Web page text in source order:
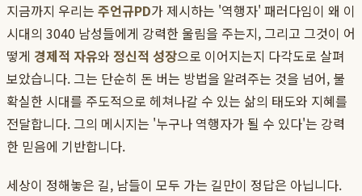
지금까지 우리는 주언규PD가 제시하는 '역행자' 패러다임이 왜 이
시대의 3040 남성들에게 강력한 울림을 주는지, 그리고 그것이 어
떻게 경제적 자유와 정신적 성장으로 이어지는지 다각도로 살펴
보았습니다. 그는 단순히 돈 버는 방법을 알려주는 것을 넘어, 불
확실한 시대를 주도적으로 헤쳐나갈 수 있는 삶의 태도와 지혜를
전달합니다. 그의 메시지는 '누구나 역행자가 될 수 있다'는 강력
한 믿음에 기반합니다.
세상이 정해놓은 길, 남들이 모두 가는 길만이 정답은 아닙니다.